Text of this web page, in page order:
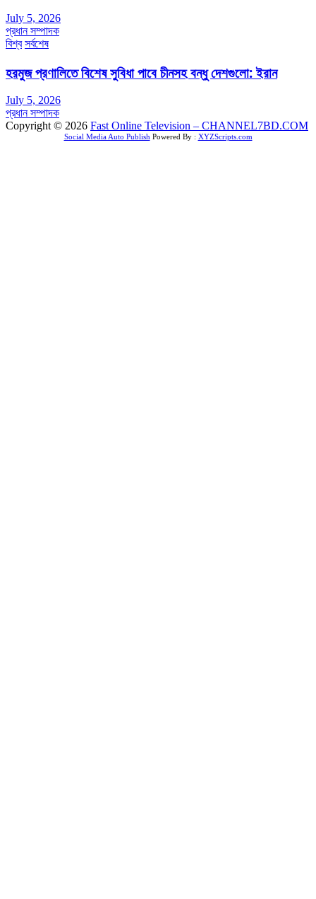
July 5, 2026
প্রধান সম্পাদক
বিশ্ব সর্বশেষ
হরমুজ প্রণালিতে বিশেষ সুবিধা পাবে চীনসহ বন্ধু দেশগুলো: ইরান
July 5, 2026
প্রধান সম্পাদক
Copyright © 2026 Fast Online Television – CHANNEL7BD.COM
Social Media Auto Publish Powered By : XYZScripts.com